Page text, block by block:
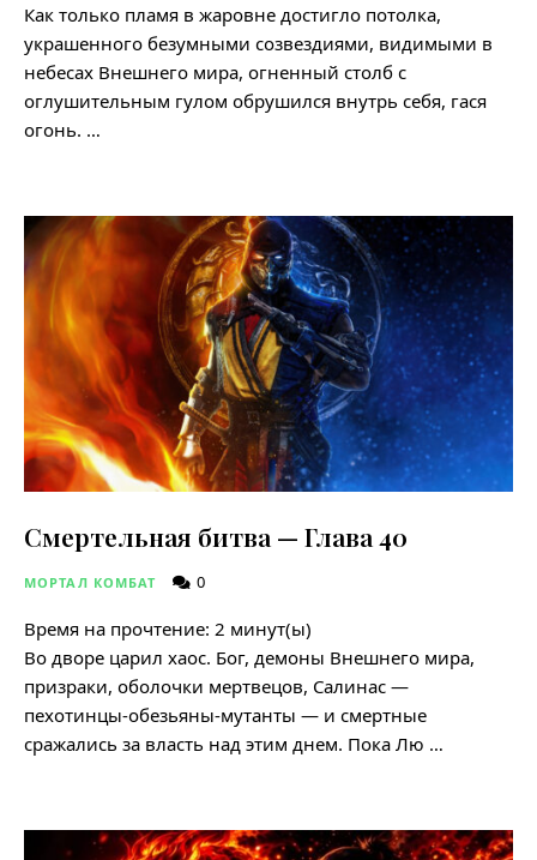
Как только пламя в жаровне достигло потолка,
украшенного безумными созвездиями, видимыми в
небесах Внешнего мира, огненный столб с
оглушительным гулом обрушился внутрь себя, гася
огонь. …
Смертельная битва — Глава 40
МОРТАЛ КОМБАТ 0
Время на прочтение: 2 минут(ы)
Во дворе царил хаос. Бог, демоны Внешнего мира,
призраки, оболочки мертвецов, Салинас —
пехотинцы-обезьяны-мутанты — и смертные
сражались за власть над этим днем. Пока Лю …